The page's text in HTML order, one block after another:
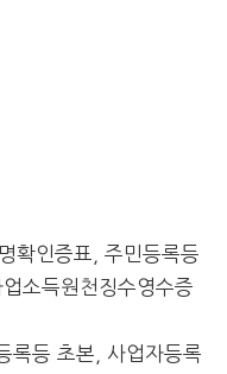
확인증표, 주민등록등
소득원천징수영수증
록등 초본, 사업자등록